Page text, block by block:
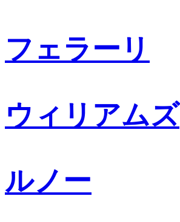
フェラーリ
ウィリアムズ
ルノー